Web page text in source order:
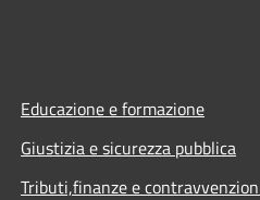
Educazione e formazione
Giustizia e sicurezza pubblica
Tributi,finanze e